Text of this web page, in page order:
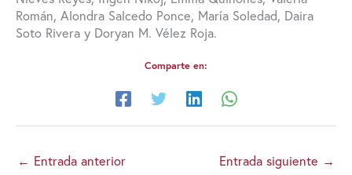
Román, Alondra Salcedo Ponce, María Soledad, Daira
Soto Rivera y Doryan M. Vélez Roja.
Comparte en:
← Entrada anterior Entrada siguiente →